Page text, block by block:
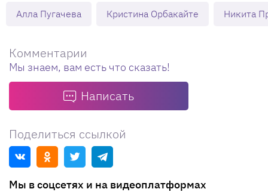
Алла Пугачева Кристина Орбакайте Никита
Комментарии
Мы знаем, вам есть что сказать!
Написать
Поделиться ссылкой
Мы в соцсетях и на видеоплатформах